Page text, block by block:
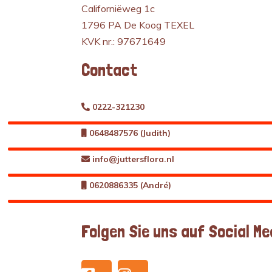
Californiëweg 1c
1796 PA De Koog TEXEL
KVK nr.: 97671649
Contact
0222-321230
0648487576 (Judith)
info@juttersflora.nl
0620886335 (André)
Folgen Sie uns auf Social